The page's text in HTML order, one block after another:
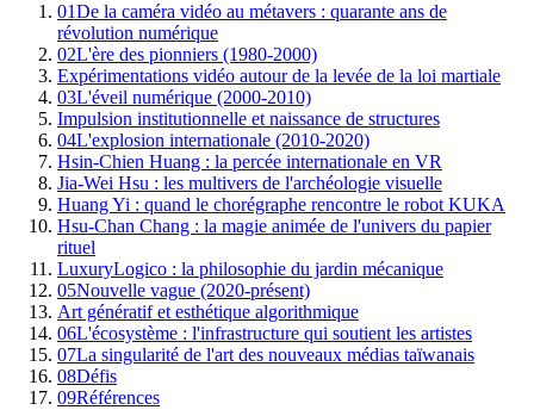
01De la caméra vidéo au métavers : quarante ans de
révolution numérique
02L'ère des pionniers (1980-2000)
Expérimentations vidéo autour de la levée de la loi martiale
03L'éveil numérique (2000-2010)
Impulsion institutionnelle et naissance de structures
04L'explosion internationale (2010-2020)
Hsin-Chien Huang : la percée internationale en VR
Jia-Wei Hsu : les multivers de l'archéologie visuelle
Huang Yi : quand le chorégraphe rencontre le robot KUKA
Hsu-Chan Chang : la magie animée de l'univers du papier
rituel
LuxuryLogico : la philosophie du jardin mécanique
05Nouvelle vague (2020-présent)
Art génératif et esthétique algorithmique
06L'écosystème : l'infrastructure qui soutient les artistes
07La singularité de l'art des nouveaux médias taïwanais
08Défis
09Références